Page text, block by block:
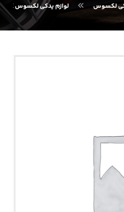
لکسوس لوازم یدکی لکسوس NX